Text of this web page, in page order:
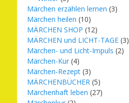
Märchen erzählen lernen (3)
Märchen heilen (10)
MÄRCHEN SHOP (12)
MÄRCHEN und LICHT-TAGE (3)
Märchen- und Licht-Impuls (2)
Märchen-Kur (4)
Märchen-Rezept (3)
MÄRCHENBÜCHER (5)
Märchenhaft leben (27)